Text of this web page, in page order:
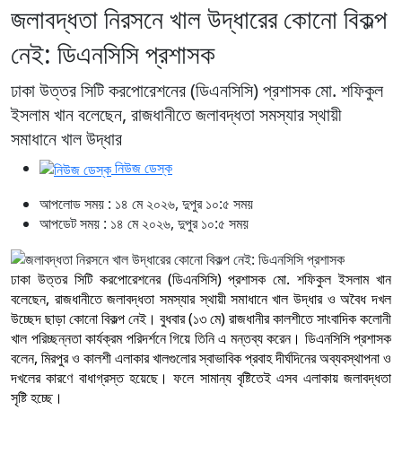
জলাবদ্ধতা নিরসনে খাল উদ্ধারের কোনো বিকল্প
নেই: ডিএনসিসি প্রশাসক
ঢাকা উত্তর সিটি করপোরেশনের (ডিএনসিসি) প্রশাসক মো. শফিকুল
ইসলাম খান বলেছেন, রাজধানীতে জলাবদ্ধতা সমস্যার স্থায়ী
সমাধানে খাল উদ্ধার
নিউজ ডেস্ক
আপলোড সময় : ১৪ মে ২০২৬, দুপুর ১০:৫ সময়
আপডেট সময় : ১৪ মে ২০২৬, দুপুর ১০:৫ সময়
ঢাকা উত্তর সিটি করপোরেশনের (ডিএনসিসি) প্রশাসক মো. শফিকুল ইসলাম খান
বলেছেন, রাজধানীতে জলাবদ্ধতা সমস্যার স্থায়ী সমাধানে খাল উদ্ধার ও অবৈধ দখল
উচ্ছেদ ছাড়া কোনো বিকল্প নেই। বুধবার (১৩ মে) রাজধানীর কালশীতে সাংবাদিক কলোনী
খাল পরিচ্ছন্নতা কার্যক্রম পরিদর্শনে গিয়ে তিনি এ মন্তব্য করেন। ডিএনসিসি প্রশাসক
বলেন, মিরপুর ও কালশী এলাকার খালগুলোর স্বাভাবিক প্রবাহ দীর্ঘদিনের অব্যবস্থাপনা ও
দখলের কারণে বাধাগ্রস্ত হয়েছে। ফলে সামান্য বৃষ্টিতেই এসব এলাকায় জলাবদ্ধতা
সৃষ্টি হচ্ছে।